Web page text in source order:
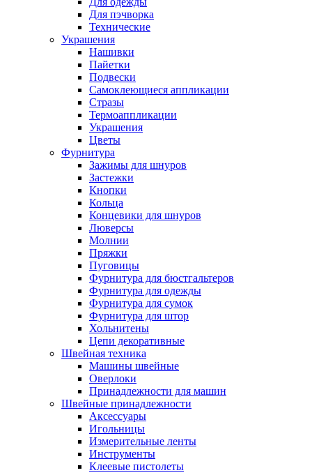
Для пэчворка
Технические
Украшения
Нашивки
Пайетки
Подвески
Самоклеющиеся аппликации
Стразы
Термоаппликации
Украшения
Цветы
Фурнитура
Зажимы для шнуров
Застежки
Кнопки
Кольца
Концевики для шнуров
Люверсы
Молнии
Пряжки
Пуговицы
Фурнитура для бюстгальтеров
Фурнитура для одежды
Фурнитура для сумок
Фурнитура для штор
Хольнитены
Цепи декоративные
Швейная техника
Машины швейные
Оверлоки
Принадлежности для машин
Швейные принадлежности
Аксессуары
Игольницы
Измерительные ленты
Инструменты
Клеевые пистолеты